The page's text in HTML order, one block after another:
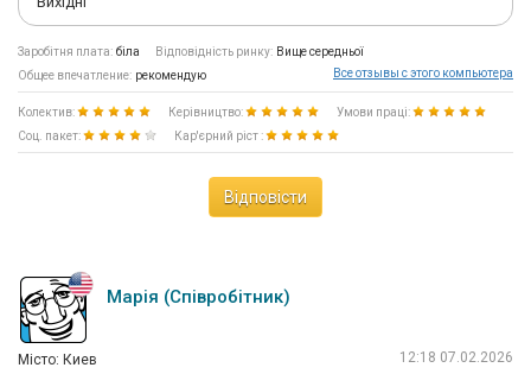
Заробітня плата: біла Відповідність ринку: Вище середньої
Общее впечатление: рекомендую Все отзывы с этого компьютера
Колектив: Керівництво:
Умови праці:
Соц. пакет:
Кар'єрний ріст :
Відповісти
Марія (Співробітник)
Мiсто: Киев 12:18 07.02.2026